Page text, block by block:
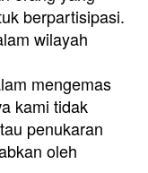
berpartisipasi.
wilayah
mengemas
kami tidak
penukaran
oleh